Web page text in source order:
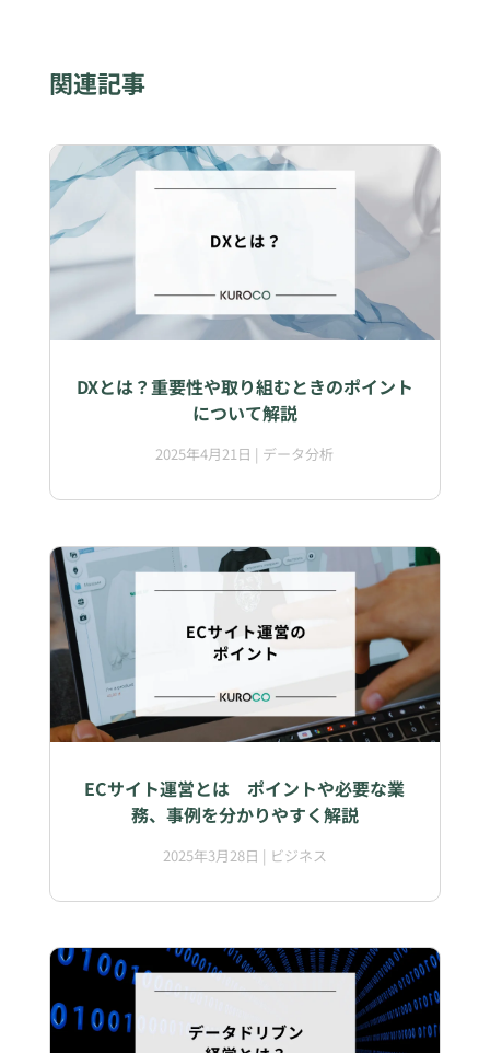
関連記事
DXとは？重要性や取り組むときのポイント
について解説
2025年4月21日 | データ分析
ECサイト運営とは ポイントや必要な業
務、事例を分かりやすく解説
2025年3月28日 | ビジネス